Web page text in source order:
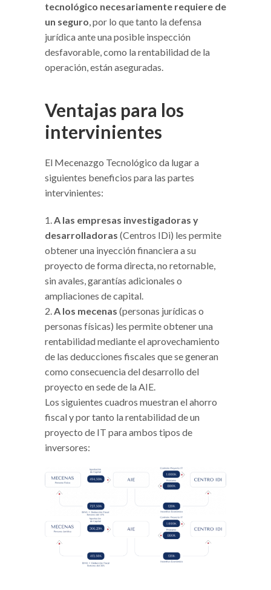
tecnológico necesariamente requiere de
un seguro, por lo que tanto la defensa
jurídica ante una posible inspección
desfavorable, como la rentabilidad de la
operación, están aseguradas.
Ventajas para los
intervinientes
El Mecenazgo Tecnológico da lugar a
siguientes beneficios para las partes
intervinientes:
A las empresas investigadoras y
desarrolladoras (Centros IDi) les permite
obtener una inyección financiera a su
proyecto de forma directa, no retornable,
sin avales, garantías adicionales o
ampliaciones de capital.
A los mecenas (personas jurídicas o
personas físicas) les permite obtener una
rentabilidad mediante el aprovechamiento
de las deducciones fiscales que se generan
como consecuencia del desarrollo del
proyecto en sede de la AIE.
Los siguientes cuadros muestran el ahorro
fiscal y por tanto la rentabilidad de un
proyecto de IT para ambos tipos de
inversores: